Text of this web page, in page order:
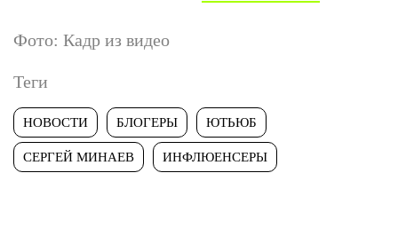
Фото: Кадр из видео
Теги
НОВОСТИ БЛОГЕРЫ ЮТЬЮБ
СЕРГЕЙ МИНАЕВ ИНФЛЮЕНСЕРЫ